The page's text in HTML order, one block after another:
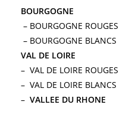
BOURGOGNE
– BOURGOGNE ROUGES
– BOURGOGNE BLANCS
VAL DE LOIRE
– VAL DE LOIRE ROUGES
– VAL DE LOIRE BLANCS
– VALLEE DU RHONE